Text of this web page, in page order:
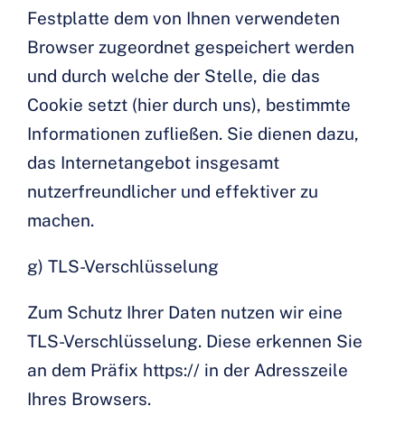
Festplatte dem von Ihnen verwendeten
Browser zugeordnet gespeichert werden
und durch welche der Stelle, die das
Cookie setzt (hier durch uns), bestimmte
Informationen zufließen. Sie dienen dazu,
das Internetangebot insgesamt
nutzerfreundlicher und effektiver zu
machen.
g) TLS-Verschlüsselung
Zum Schutz Ihrer Daten nutzen wir eine
TLS-Verschlüsselung. Diese erkennen Sie
an dem Präfix https:// in der Adresszeile
Ihres Browsers.